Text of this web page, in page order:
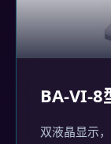
BA-VI-8
双液晶显示